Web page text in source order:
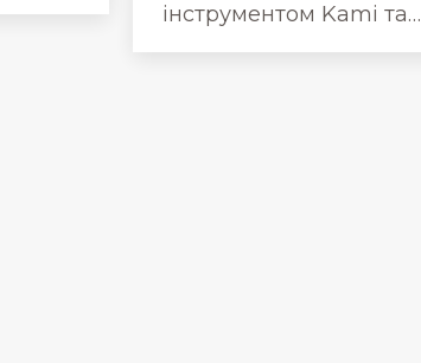
інструментом Kami та…